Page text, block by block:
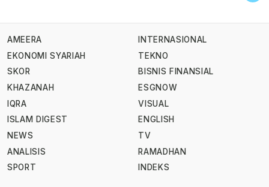
AMEERA
EKONOMI SYARIAH
SKOR
KHAZANAH
IQRA
ISLAM DIGEST
NEWS
ANALISIS
SPORT
INTERNASIONAL
TEKNO
BISNIS FINANSIAL
ESGNOW
VISUAL
ENGLISH
TV
RAMADHAN
INDEKS